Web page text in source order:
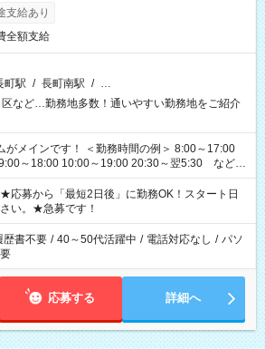
支給あり
全額支給
町駅 / 長町南駅 / …
など…勤務地多数！通いやすい勤務地をご紹介
＜勤務時間の例＞ 8:00～17:00
～18:00 10:00～19:00 20:30～翌5:30 など ★
時間多数！ 日勤のみ、残業なし、交替制など
ください！
募から「最短2日後」に勤務OK！スタート日
い。★急募です！
歴書不要 / 40～50代活躍中 / 電話対応なし / パソ
応募する 詳細へ